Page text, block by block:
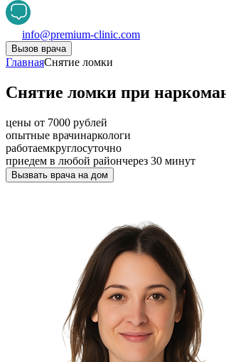
info@premium-clinic.com
Вызов врача
ГлавнаяСнятие ломки
Снятие ломки при
цены от 7000 рублей
опытные врачинаркологи
работаемкруглосуточно
приедем в любой райончерез 30 минут
Вызвать врача на дом